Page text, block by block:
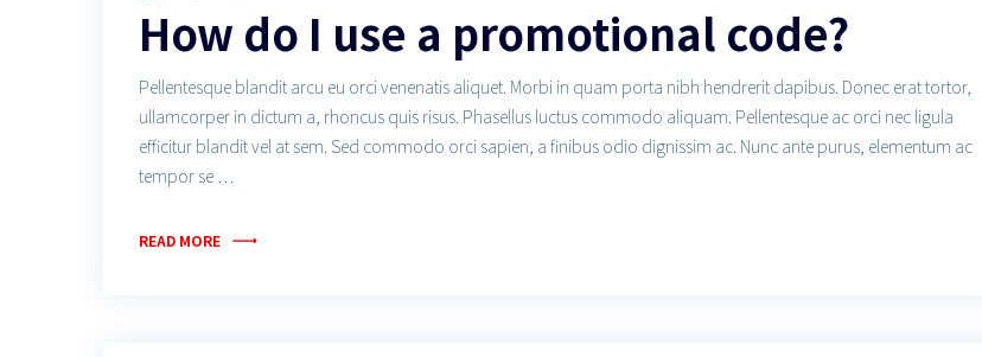
How do I use a promotional code?
Pellentesque blandit arcu eu orci venenatis aliquet. Morbi in quam porta nibh hendrerit dapibus. Donec erat tortor,
ullamcorper in dictum a, rhoncus quis risus. Phasellus luctus commodo aliquam. Pellentesque ac orci nec ligula
efficitur blandit vel at sem. Sed commodo orci sapien, a finibus odio dignissim ac. Nunc ante purus, elementum ac
tempor se …
READ MORE